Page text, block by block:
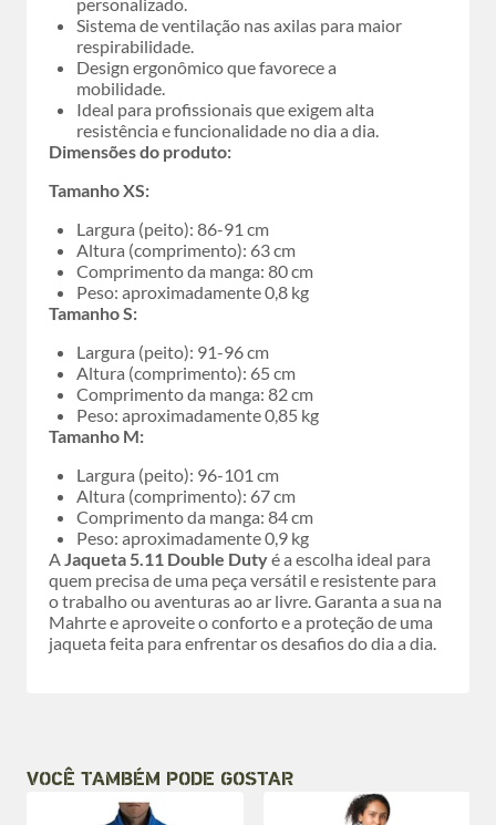
Sistema de ventilação nas axilas para maior
respirabilidade.
Design ergonômico que favorece a
mobilidade.
Ideal para profissionais que exigem alta
resistência e funcionalidade no dia a dia.
Dimensões do produto:
Tamanho XS:
Largura (peito): 86-91 cm
Altura (comprimento): 63 cm
Comprimento da manga: 80 cm
Peso: aproximadamente 0,8 kg
Tamanho S:
Largura (peito): 91-96 cm
Altura (comprimento): 65 cm
Comprimento da manga: 82 cm
Peso: aproximadamente 0,85 kg
Tamanho M:
Largura (peito): 96-101 cm
Altura (comprimento): 67 cm
Comprimento da manga: 84 cm
Peso: aproximadamente 0,9 kg
AJaqueta 5.11 Double Dutyé a escolha ideal para
quem precisa de uma peça versátil e resistente para
o trabalho ou aventuras ao ar livre. Garanta a sua na
Mahrte e aproveite o conforto e a proteção de uma
jaqueta feita para enfrentar os desafios do dia a dia.
VOCÊ TAMBÉM PODE GOSTAR